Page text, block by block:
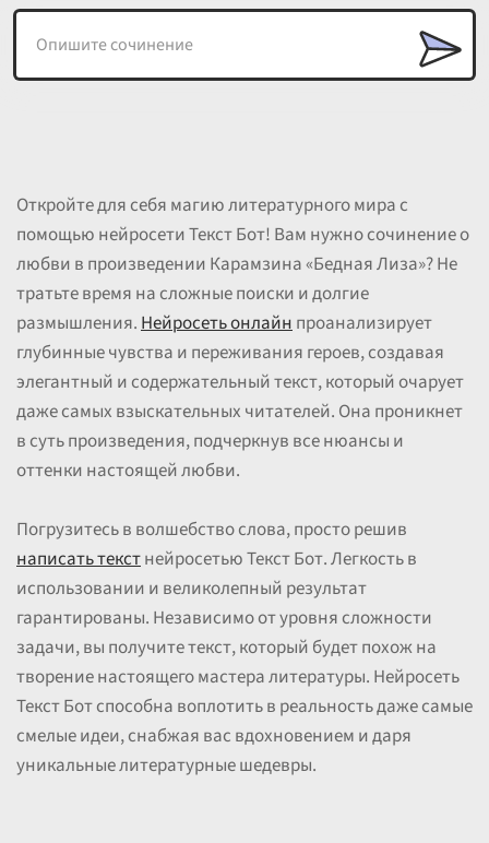
Откройте для себя магию литературного мира с
помощью нейросети Текст Бот! Вам нужно сочинение о
любви в произведении Карамзина «Бедная Лиза»? Не
тратьте время на сложные поиски и долгие
размышления.Нейросеть онлайнпроанализирует
глубинные чувства и переживания героев, создавая
элегантный и содержательный текст, который очарует
даже самых взыскательных читателей. Она проникнет
в суть произведения, подчеркнув все нюансы и
оттенки настоящей любви.
Погрузитесь в волшебство слова, просто решив
написать текстнейросетью Текст Бот. Легкость в
использовании и великолепный результат
гарантированы. Независимо от уровня сложности
задачи, вы получите текст, который будет похож на
творение настоящего мастера литературы. Нейросеть
Текст Бот способна воплотить в реальность даже самые
смелые идеи, снабжая вас вдохновением и даря
уникальные литературные шедевры.